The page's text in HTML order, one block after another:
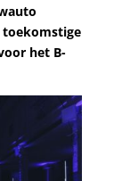
toekomstige
het B-